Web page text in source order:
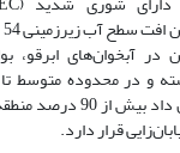
آبخوان‌های ابرقو،
و در محدوده متوسط
دارد. نقشه نهایی نشان
قرار دارد.